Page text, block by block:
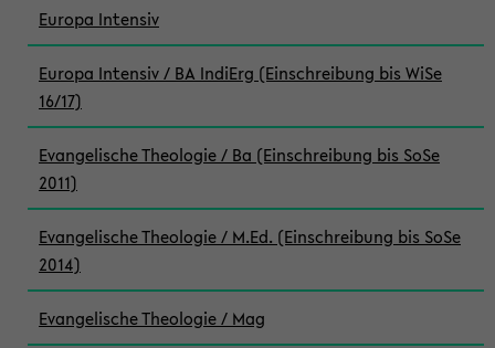
Europa Intensiv
Europa Intensiv / BA IndiErg (Einschreibung bis WiSe
16/17)
Evangelische Theologie / Ba (Einschreibung bis SoSe
2011)
Evangelische Theologie / M.Ed. (Einschreibung bis SoSe
2014)
Evangelische Theologie / Mag